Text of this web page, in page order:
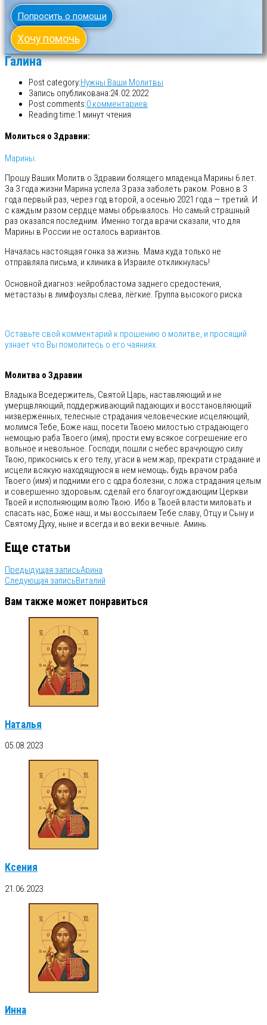
Попросить о помощи
Хочу помочь
Галина
Post category:Нужны Ваши Молитвы
Запись опубликована:24.02.2022
Post comments:0 комментариев
Reading time:1 минут чтения
Молиться о Здравии:
Марины.
Прошу Ваших Молитв о Здравии болящего младенца Марины 6 лет.
За 3 года жизни Марина успела 3 раза заболеть раком. Ровно в 3
года первый раз, через год второй, а осенью 2021 года — третий. И
с каждым разом сердце мамы обрывалось. Но самый страшный
раз оказался последним. Именно тогда врачи сказали, что для
Марины в России не осталось вариантов.
Началась настоящая гонка за жизнь. Мама куда только не
отправляла письма, и клиника в Израиле откликнулась!
Основной диагноз: нейробластома заднего средостения,
метастазы в лимфоузлы слева, лёгкие. Группа высокого риска
Оставьте свой комментарий к прошению о молитве, и просящий
узнает что Вы помолитесь о его чаяниях.
Молитва о Здравии
Владыка Вседержитель, Святой Царь, наставляющий и не
умерщвляющий, поддерживающий падающих и восстановляющий
низверженных, телесные страдания человеческие исцеляющий,
молимся Тебе, Боже наш, посети Твоею милостью страдающего
немощью раба Твоего (имя), прости ему всякое согрешение его
вольное и невольное. Господи, пошли с небес врачующую силу
Твою, прикоснись к его телу, угаси в нем жар, прекрати страдание и
исцели всякую находящуюся в нем немощь; будь врачом раба
Твоего (имя) и подними его с одра болезни, с ложа страдания целым
и совершенно здоровым; сделай его благоугождающим Церкви
Твоей и исполняющим волю Твою. Ибо в Твоей власти миловать и
спасать нас, Боже наш, и мы воссылаем Тебе славу, Отцу и Сыну и
Святому Духу, ныне и всегда и во веки вечные. Аминь.
Еще статьи
Предыдущая записьАрина
Следующая записьВиталий
Вам также может понравиться
Наталья
05.08.2023
Ксения
21.06.2023
Инна